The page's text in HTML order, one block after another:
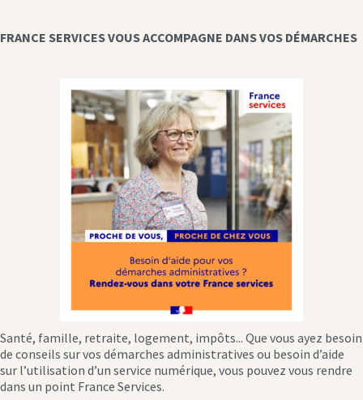
FRANCE SERVICES VOUS ACCOMPAGNE DANS VOS DÉMARCHES
Santé, famille, retraite, logement, impôts... Que vous ayez besoin
de conseils sur vos démarches administratives ou besoin d’aide
sur l’utilisation d’un service numérique, vous pouvez vous rendre
dans un point France Services.